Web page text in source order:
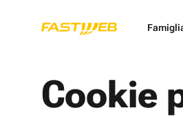
Cookie